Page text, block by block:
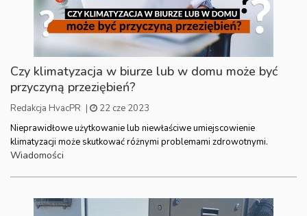
Czy klimatyzacja w biurze lub w domu może być
przyczyną przeziębień?
Redakcja HvacPR |
22 cze 2023
Nieprawidłowe użytkowanie lub niewłaściwe umiejscowienie
klimatyzacji może skutkować różnymi problemami zdrowotnymi.
Wiadomości